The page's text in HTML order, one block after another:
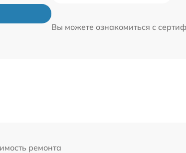
Вы можете ознакомиться с
ремонта